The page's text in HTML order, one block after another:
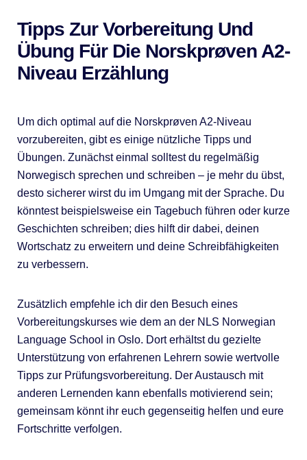
Tipps Zur Vorbereitung Und
Übung Für Die Norskprøven A2-
Niveau Erzählung
Um dich optimal auf die Norskprøven A2-Niveau
vorzubereiten, gibt es einige nützliche Tipps und
Übungen. Zunächst einmal solltest du regelmäßig
Norwegisch sprechen und schreiben – je mehr du übst,
desto sicherer wirst du im Umgang mit der Sprache. Du
könntest beispielsweise ein Tagebuch führen oder kurze
Geschichten schreiben; dies hilft dir dabei, deinen
Wortschatz zu erweitern und deine Schreibfähigkeiten
zu verbessern.
Zusätzlich empfehle ich dir den Besuch eines
Vorbereitungskurses wie dem an der NLS Norwegian
Language School in Oslo. Dort erhältst du gezielte
Unterstützung von erfahrenen Lehrern sowie wertvolle
Tipps zur Prüfungsvorbereitung. Der Austausch mit
anderen Lernenden kann ebenfalls motivierend sein;
gemeinsam könnt ihr euch gegenseitig helfen und eure
Fortschritte verfolgen.